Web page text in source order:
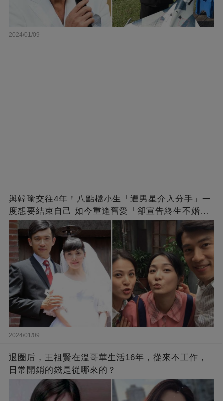
2024/01/09
與韓瑜交往4年！八點檔小生「遭男星介入分手」一
度想要結束自己 如今重逢舊愛「卻宣告終生不婚」
原因曝光
2024/01/09
退圈后，王祖賢在溫哥華生活16年，從來不工作，
日常開銷的錢是從哪來的？